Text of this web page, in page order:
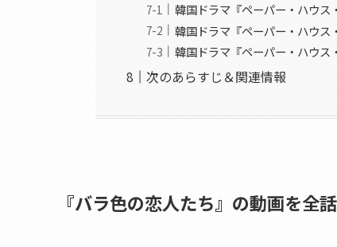
韓国ドラマ『ペーパー・ハウ
韓国ドラマ『ペーパー・ハウス
韓国ドラマ『ペーパー・ハウス
次のあらすじ＆関連情報
『バラ色の恋人たち』の動画を全